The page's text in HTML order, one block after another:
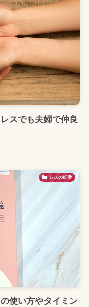
スでも夫婦で仲良
レスの妊活
使い方やタイミン